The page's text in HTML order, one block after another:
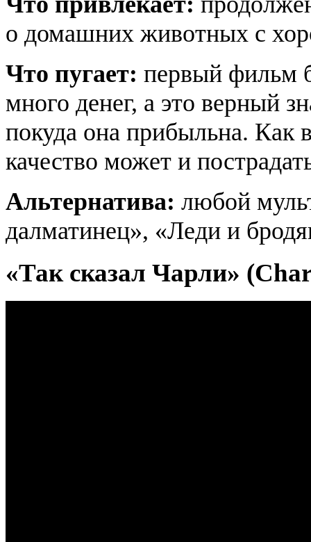
о домашних животных с
Что пугает: первый фильм
много денег, а это верный
покуда она прибыльна. Как
качество может и
Альтернатива: любой
далматинец», «Леди и
«Так сказал Чарли»